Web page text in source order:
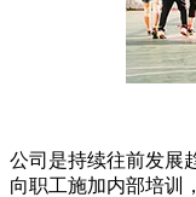
公司是持续往前发展
向职工施加内部培训